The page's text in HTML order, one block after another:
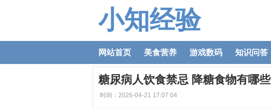
小知经验
网站首页 美食营养 游戏数码 知识问答
糖尿病人饮食禁忌 降糖食物有哪些
时间：2026-04-21 17:07:04